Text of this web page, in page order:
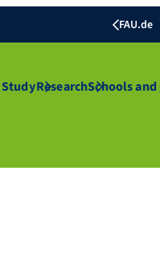
FAU.de
StudyResearchSchools